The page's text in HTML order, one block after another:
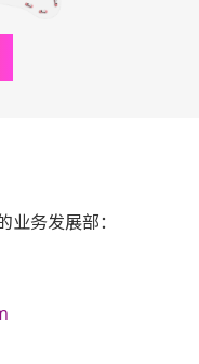
务发展部：